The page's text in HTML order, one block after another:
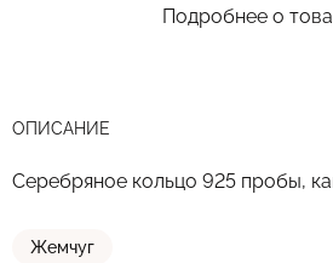
Подробнее о
ОПИСАНИЕ
Серебряное кольцо 925 пробы,
Жемчуг